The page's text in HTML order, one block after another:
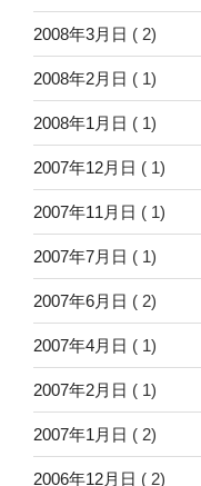
2008年3月日 ( 2)
2008年2月日 ( 1)
2008年1月日 ( 1)
2007年12月日 ( 1)
2007年11月日 ( 1)
2007年7月日 ( 1)
2007年6月日 ( 2)
2007年4月日 ( 1)
2007年2月日 ( 1)
2007年1月日 ( 2)
2006年12月日 ( 2)